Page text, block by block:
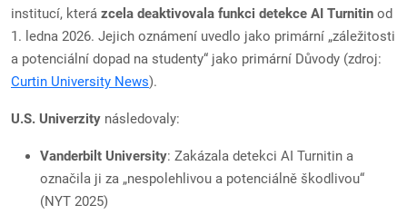
institucí, která zcela deaktivovala funkci detekce AI Turnitin od
1. ledna 2026. Jejich oznámení uvedlo jako primární „záležitosti
a potenciální dopad na studenty“ jako primární Důvody (zdroj:
Curtin University News).
U.S. Univerzity následovaly:
Vanderbilt University: Zakázala detekci AI Turnitin a
označila ji za „nespolehlivou a potenciálně škodlivou“
(NYT 2025)